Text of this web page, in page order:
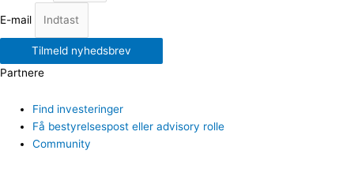
E-mail
Tilmeld nyhedsbrev
Partnere
Find investeringer
Få bestyrelsespost eller advisory rolle
Community